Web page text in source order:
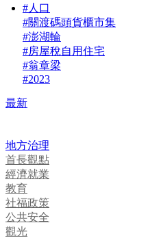
#人口
#關渡碼頭貨櫃市集
#澎湖輪
#房屋稅自用住宅
#翁章梁
#2023
最新
地方治理
首長觀點
經濟就業
教育
社福政策
公共安全
觀光